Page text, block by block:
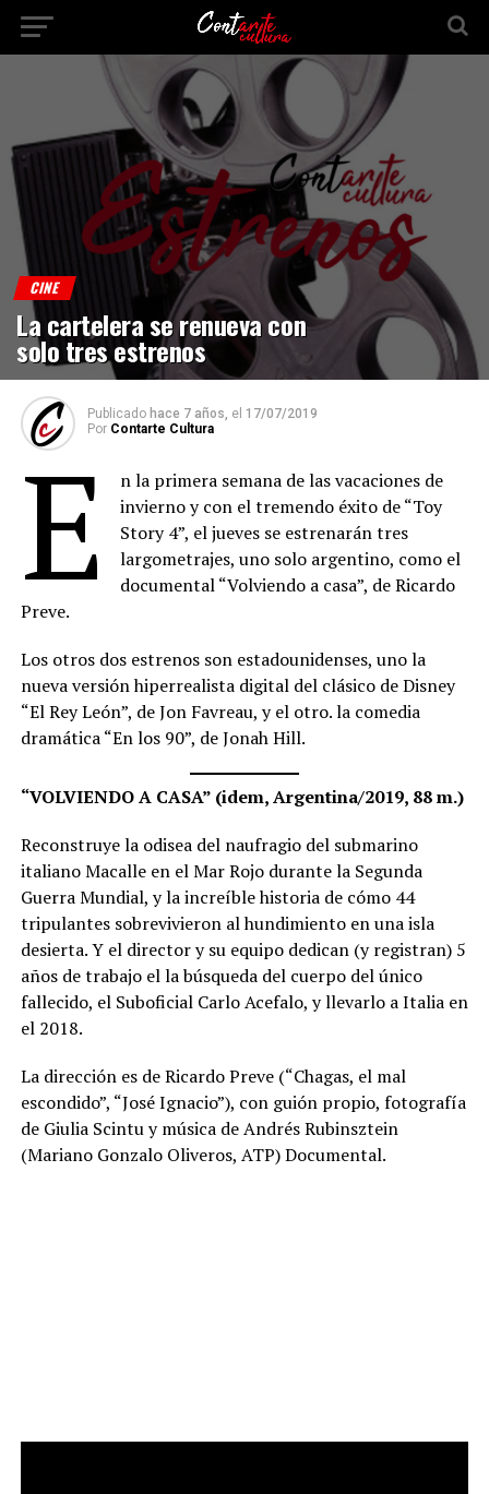
CINE
La cartelera se renueva con
solo tres estrenos
Publicado hace 7 años, el 17/07/2019
Por Contarte Cultura
E
n la primera semana de las vacaciones de
invierno y con el tremendo éxito de “Toy
Story 4”, el jueves se estrenarán tres
largometrajes, uno solo argentino, como el
documental “Volviendo a casa”, de Ricardo
Preve.
Los otros dos estrenos son estadounidenses, uno la
nueva versión hiperrealista digital del clásico de Disney
“El Rey León”, de Jon Favreau, y el otro. la comedia
dramática “En los 90”, de Jonah Hill.
“VOLVIENDO A CASA” (idem, Argentina/2019, 88 m.)
Reconstruye la odisea del naufragio del submarino
italiano Macalle en el Mar Rojo durante la Segunda
Guerra Mundial, y la increíble historia de cómo 44
tripulantes sobrevivieron al hundimiento en una isla
desierta. Y el director y su equipo dedican (y registran) 5
años de trabajo el la búsqueda del cuerpo del único
fallecido, el Suboficial Carlo Acefalo, y llevarlo a Italia en
el 2018.
La dirección es de Ricardo Preve (“Chagas, el mal
escondido”, “José Ignacio”), con guión propio, fotografía
de Giulia Scintu y música de Andrés Rubinsztein
(Mariano Gonzalo Oliveros, ATP) Documental.